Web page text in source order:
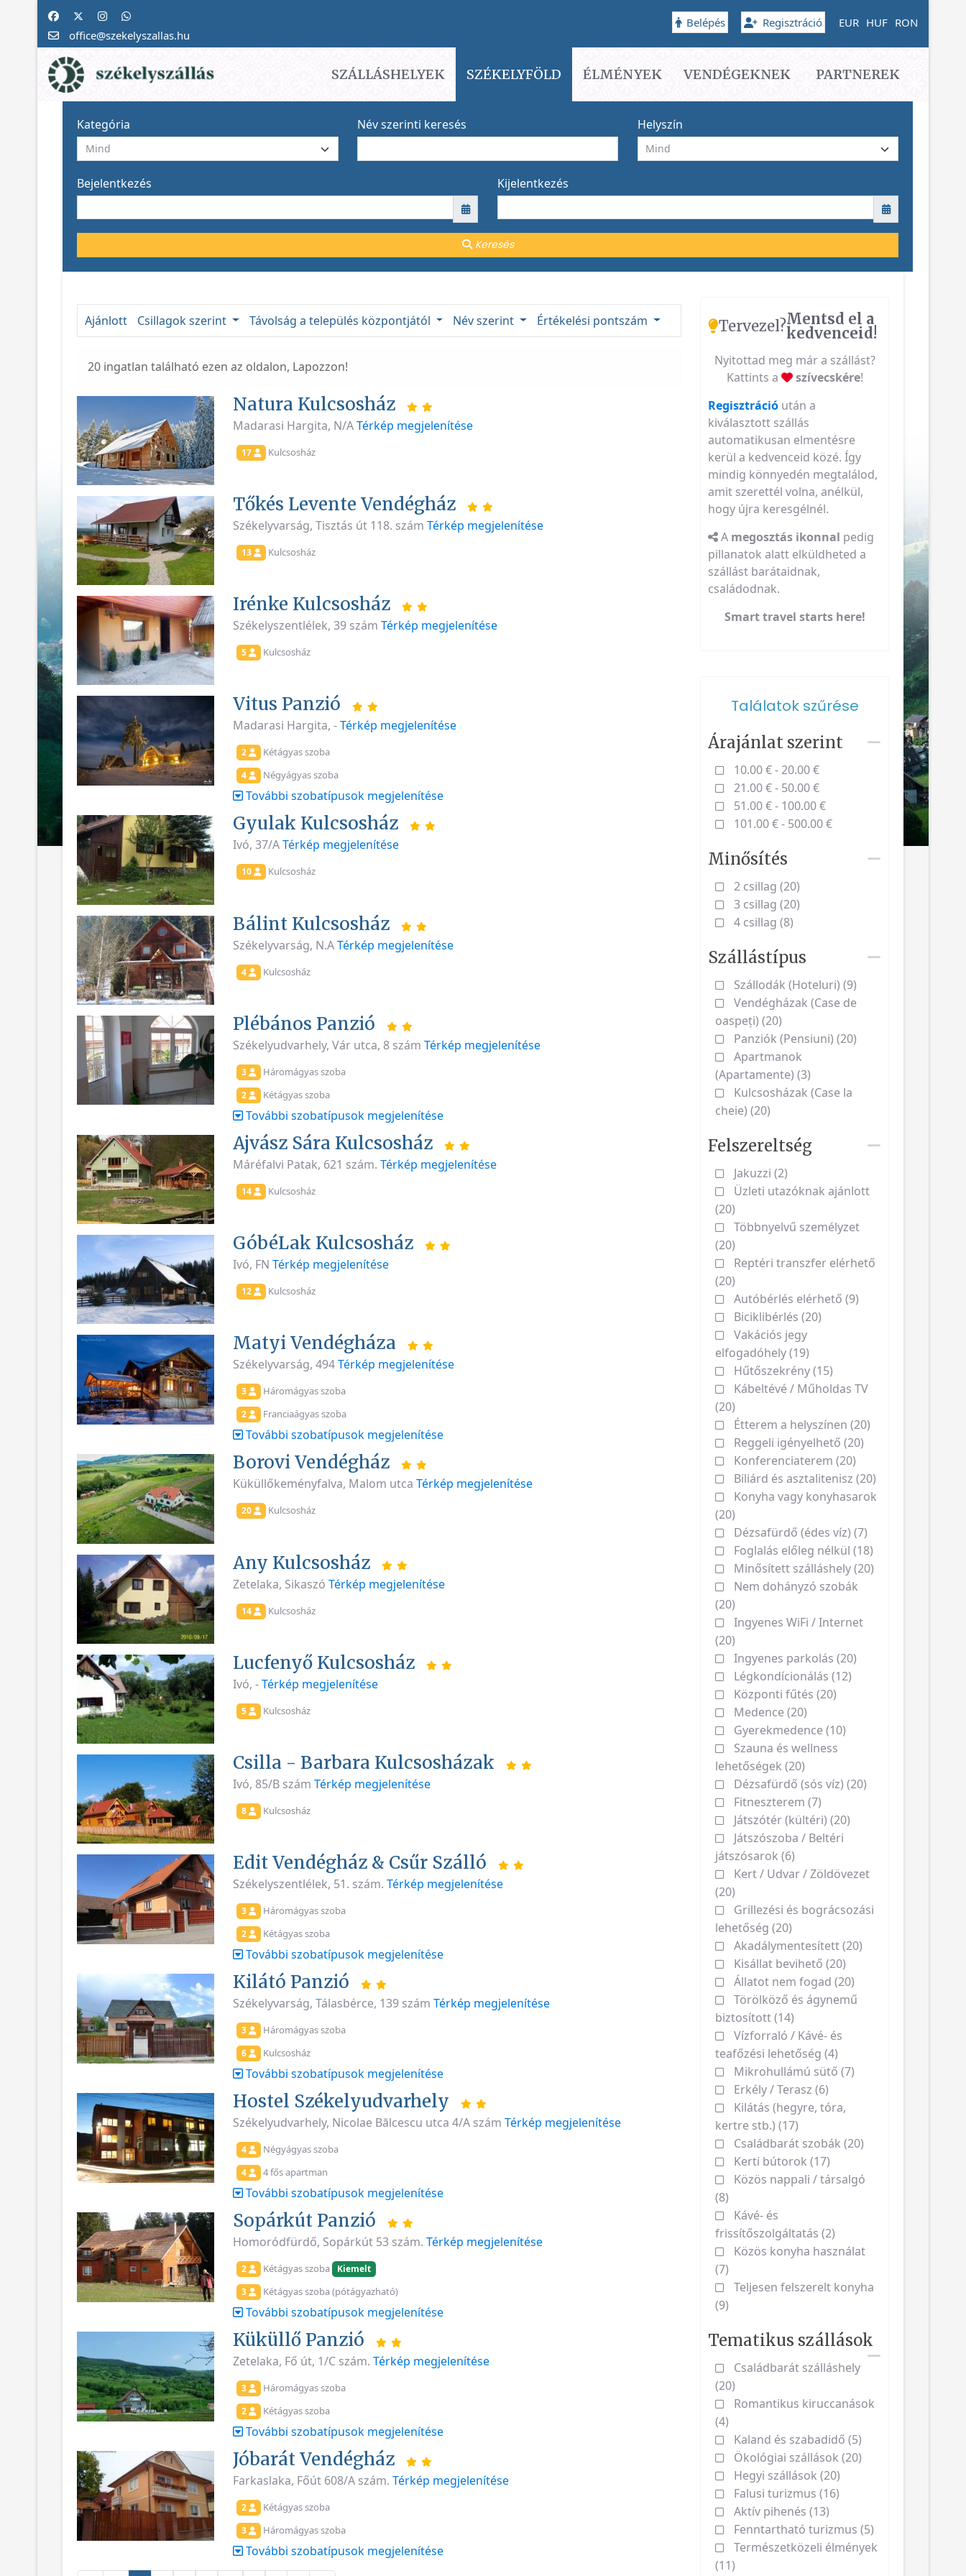
office@szekelyszallas.hu
Belépés Regisztráció EUR HUF RON
SZÁLLÁSHELYEK SZÉKELYFÖLD ÉLMÉNYEK VENDÉGEKNEK PARTNEREK
Kategória Név szerinti keresés Helyszín
Bejelentkezés Kijelentkezés
Keresés
Ajánlott Csillagok szerint Távolság a település központjától Név szerint Értékelési pontszám
20 ingatlan található ezen az oldalon, Lapozzon!
Natura Kulcsosház
Madarasi Hargita, N/ATérkép megjelenítése
17 Kulcsosház
Tőkés Levente Vendégház
Székelyvarság, Tisztás út 118. szám Térkép megjelenítése
13 Kulcsosház
Irénke Kulcsosház
Székelyszentlélek, 39 szám Térkép megjelenítése
5 Kulcsosház
Vitus Panzió
Madarasi Hargita, -Térkép megjelenítése
2 Kétágyas szoba
4 Négyágyas szoba
További szobatípusok megjelenítése
Gyulak Kulcsosház
Ivó, 37/ATérkép megjelenítése
10 Kulcsosház
Bálint Kulcsosház
Székelyvarság, N.ATérkép megjelenítése
4 Kulcsosház
Plébános Panzió
Székelyudvarhely, Vár utca, 8 szám Térkép megjelenítése
3 Háromágyas szoba
2 Kétágyas szoba
További szobatípusok megjelenítése
Ajvász Sára Kulcsosház
Máréfalvi Patak, 621 szám. Térkép megjelenítése
14 Kulcsosház
GóbéLak Kulcsosház
Ivó, FN Térkép megjelenítése
12 Kulcsosház
Matyi Vendégháza
Székelyvarság, 494Térkép megjelenítése
3 Háromágyas szoba
2 Franciaágyas szoba
További szobatípusok megjelenítése
Borovi Vendégház
Küküllőkeményfalva, Malom utca Térkép megjelenítése
20 Kulcsosház
Any Kulcsosház
Zetelaka, Sikaszó Térkép megjelenítése
14 Kulcsosház
Lucfenyő Kulcsosház
Ivó, -Térkép megjelenítése
5 Kulcsosház
Csilla - Barbara Kulcsosházak
Ivó, 85/B szám Térkép megjelenítése
8 Kulcsosház
Edit Vendégház & Csűr Szálló
Székelyszentlélek, 51. szám. Térkép megjelenítése
3 Háromágyas szoba
2 Kétágyas szoba
További szobatípusok megjelenítése
Kilátó Panzió
Székelyvarság, Tálasbérce, 139 szám Térkép megjelenítése
3 Háromágyas szoba
6 Kulcsosház
További szobatípusok megjelenítése
Hostel Székelyudvarhely
Székelyudvarhely, Nicolae Bălcescu utca 4/A szám Térkép megjelenítése
4 Négyágyas szoba
4 4 fős apartman
További szobatípusok megjelenítése
Sopárkút Panzió
Homoródfürdő, Sopárkút 53 szám. Térkép megjelenítése
2 Kétágyas szoba
Kiemelt
3
Kétágyas szoba (pótágyazható)
További szobatípusok megjelenítése
Küküllő Panzió
Zetelaka, Fő út, 1/C szám. Térkép megjelenítése
3 Háromágyas szoba
2 Kétágyas szoba
További szobatípusok megjelenítése
Jóbarát Vendégház
Farkaslaka, Főút 608/A szám. Térkép megjelenítése
2 Kétágyas szoba
3 Háromágyas szoba
További szobatípusok megjelenítése
Tervezel?Mentsd el a
kedvenceid!
Nyitottad meg már a szállást?
Kattints a
szívecskére!
Regisztráció után a
kiválasztott szállás
automatikusan elmentésre
kerül a kedvenceid közé. Így
mindig könnyedén megtalálod,
amit szerettél volna, anélkül,
hogy újra keresgélnél.
A megosztás ikonnal pedig
pillanatok alatt elküldheted a
szállást barátaidnak,
családodnak.
Smart travel starts here!
Találatok szűrése
Árajánlat szerint
10.00 € - 20.00 €
21.00 € - 50.00 €
51.00 € - 100.00 €
101.00 € - 500.00 €
Minősítés
2 csillag (20)
3 csillag (20)
4 csillag (8)
Szállástípus
Szállodák (Hoteluri) (9)
Vendégházak (Case de
oaspeți) (20)
Panziók (Pensiuni) (20)
Apartmanok
(Apartamente) (3)
Kulcsosházak (Case la
cheie) (20)
Felszereltség
Jakuzzi (2)
Üzleti utazóknak ajánlott
(20)
Többnyelvű személyzet
(20)
Reptéri transzfer elérhető
(20)
Autóbérlés elérhető (9)
Biciklibérlés (20)
Vakációs jegy
elfogadóhely (19)
Hűtőszekrény (15)
Kábeltévé / Műholdas TV
(20)
Étterem a helyszínen (20)
Reggeli igényelhető (20)
Konferenciaterem (20)
Biliárd és asztalitenisz (20)
Konyha vagy konyhasarok
(20)
Dézsafürdő (édes víz) (7)
Foglalás előleg nélkül (18)
Minősített szálláshely (20)
Nem dohányzó szobák
(20)
Ingyenes WiFi / Internet
(20)
Ingyenes parkolás (20)
Légkondícionálás (12)
Központi fűtés (20)
Medence (20)
Gyerekmedence (10)
Szauna és wellness
lehetőségek (20)
Dézsafürdő (sós víz) (20)
Fitneszterem (7)
Játszótér (kültéri) (20)
Játszószoba / Beltéri
játszósarok (6)
Kert / Udvar / Zöldövezet
(20)
Grillezési és bográcsozási
lehetőség (20)
Akadálymentesített (20)
Kisállat bevihető (20)
Állatot nem fogad (20)
Törölköző és ágynemű
biztosított (14)
Vízforraló / Kávé- és
teafőzési lehetőség (4)
Mikrohullámú sütő (7)
Erkély / Terasz (6)
Kilátás (hegyre, tóra,
kertre stb.) (17)
Családbarát szobák (20)
Kerti bútorok (17)
Közös nappali / társalgó
(8)
Kávé- és
frissítőszolgáltatás (2)
Közös konyha használat
(7)
Teljesen felszerelt konyha
(9)
Tematikus szállások
Családbarát szálláshely
(20)
Romantikus kiruccanások
(4)
Kaland és szabadidő (5)
Ökológiai szállások (20)
Hegyi szállások (20)
Falusi turizmus (16)
Aktív pihenés (13)
Fenntartható turizmus (5)
Természetközeli élmények
(11)